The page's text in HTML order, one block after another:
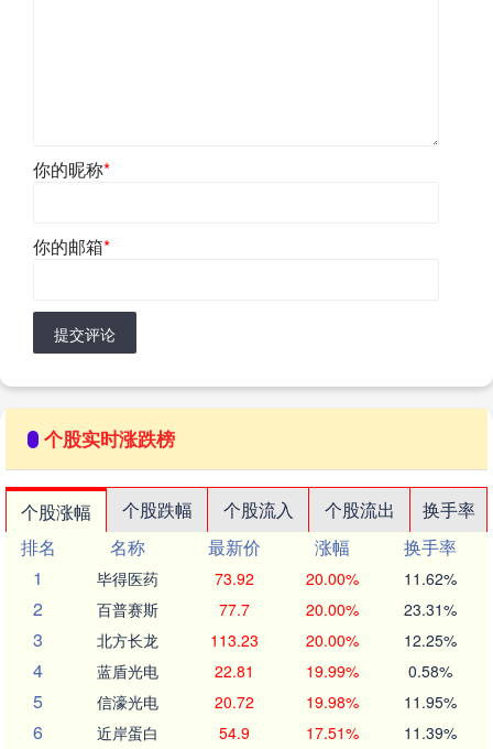
你的昵称*
你的邮箱*
提交评论
个股实时涨跌榜
个股涨幅 个股跌幅 个股流入 个股流出
换手率
排名
名称 最新价 涨幅
换手率
1
毕得医药 73.92 20.00% 11.62%
2 百普赛斯 77.7 20.00% 23.31%
3 北方长龙 113.23 20.00% 12.25%
4 蓝盾光电 22.81 19.99% 0.58%
5 信濠光电 20.72 19.98% 11.95%
6 近岸蛋白 54.9 17.51% 11.39%